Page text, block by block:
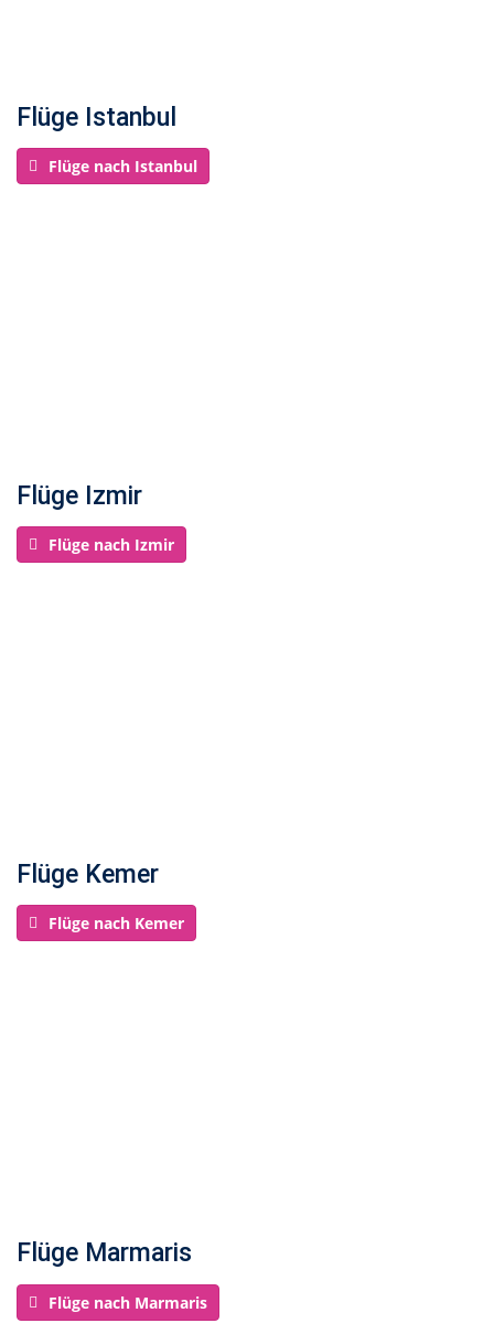
Flüge Istanbul
Flüge nach Istanbul
Flüge Izmir
Flüge nach Izmir
Flüge Kemer
Flüge nach Kemer
Flüge Marmaris
Flüge nach Marmaris